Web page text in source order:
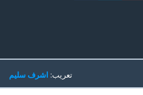
تعريب:اشرف سليم